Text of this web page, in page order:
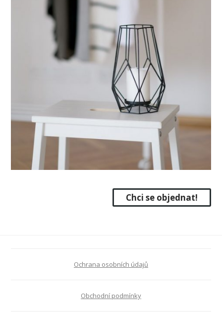
Chci se objednat!
Ochrana osobních údajů
Obchodní podmínky